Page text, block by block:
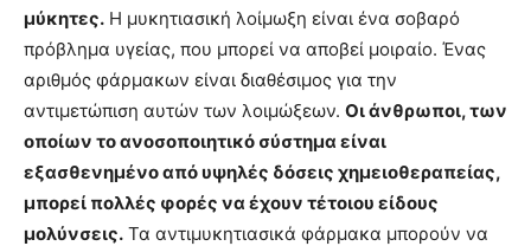
μύκητες. Η μυκητιασική λοίμωξη είναι ένα σοβαρό
πρόβλημα υγείας, που μπορεί να αποβεί μοιραίο. Ένας
αριθμός φάρμακων είναι διαθέσιμος για την
αντιμετώπιση αυτών των λοιμώξεων. Οι άνθρωποι, των
οποίων το ανοσοποιητικό σύστημα είναι
εξασθενημένο από υψηλές δόσεις χημειοθεραπείας,
μπορεί πολλές φορές να έχουν τέτοιου είδους
μολύνσεις. Τα αντιμυκητιασικά φάρμακα μπορούν να